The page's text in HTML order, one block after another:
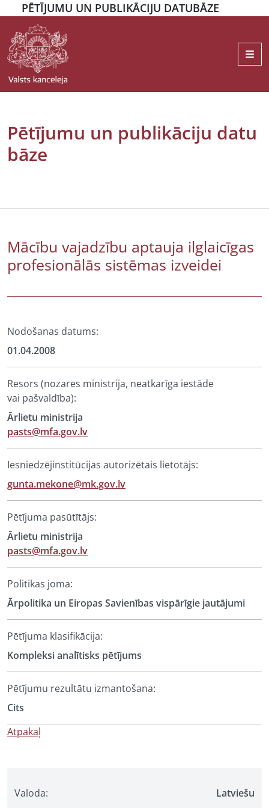
PĒTĪJUMU UN PUBLIKĀCIJU DATUBĀZE
Pētījumu un publikāciju datu
bāze
Valoda:
Latviešu
Mācību vajadzību aptauja ilglaicīgas
profesionālās sistēmas izveidei
Nodošanas datums:
01.04.2008
Resors (nozares ministrija, neatkarīga iestāde
vai pašvaldība):
Ārlietu ministrija
pasts@mfa.gov.lv
Iesniedzējinstitūcijas autorizētais lietotājs:
gunta.mekone@mk.gov.lv
Pētījuma pasūtītājs:
Ārlietu ministrija
pasts@mfa.gov.lv
Politikas joma:
Ārpolitika un Eiropas Savienības vispārīgie jautājumi
Pētījuma klasifikācija:
Kompleksi analītisks pētījums
Pētījumu rezultātu izmantošana:
Cits
Atpakaļ